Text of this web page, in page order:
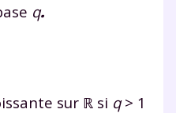
q.
sur ℝ si q> 1